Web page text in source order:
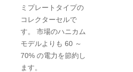
ミプレートタイプの
コレクターセルで
す。 市場のハニカム
モデルよりも 60 ～
70% の電力を節約し
ます。